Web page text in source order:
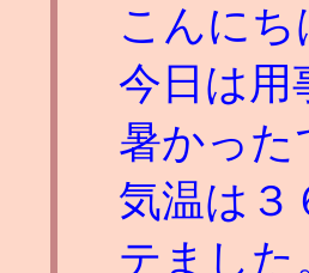
こんにち
今日は用
暑かった
気温は
テました